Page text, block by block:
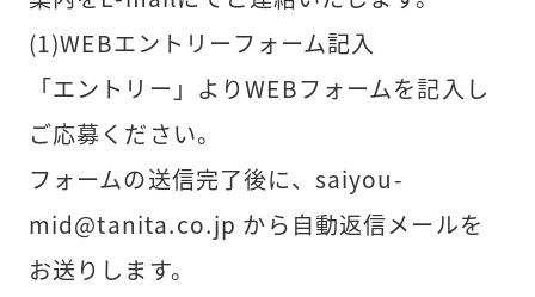
(1)WEBエントリーフォーム記入
「エントリー」よりWEBフォームを記入し
ご応募ください。
フォームの送信完了後に、saiyou-
mid@tanita.co.jp から自動返信メールを
お送りします。